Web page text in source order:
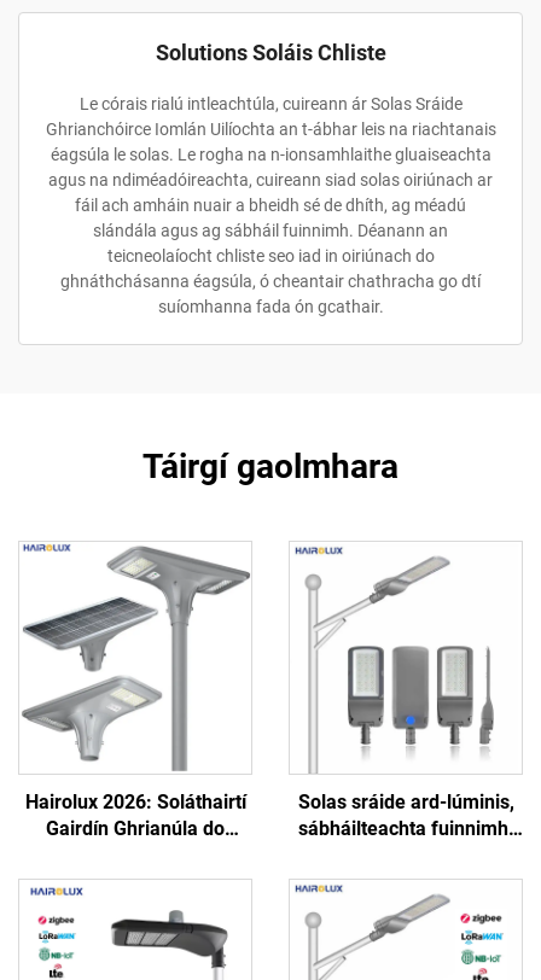
Solutions Soláis Chliste
Le córais rialú intleachtúla, cuireann ár Solas Sráide
Ghrianchóirce Iomlán Uilíochta an t-ábhar leis na riachtanais
éagsúla le solas. Le rogha na n-ionsamhlaithe gluaiseachta
agus na ndiméadóireachta, cuireann siad solas oiriúnach ar
fáil ach amháin nuair a bheidh sé de dhíth, ag méadú
slándála agus ag sábháil fuinnimh. Déanann an
teicneolaíocht chliste seo iad in oiriúnach do
ghnáthchásanna éagsúla, ó cheantair chathracha go dtí
suíomhanna fada ón gcathair.
Táirgí gaolmhara
Hairolux 2026: Soláthairtí
Gairdín Ghrianúla do
Bóthar Uisce-Phróifí do
Úsáid Amuigh
Solas sráide ard-lúminis,
sábháilteachta fuinnimh,
sráide LED soiléir